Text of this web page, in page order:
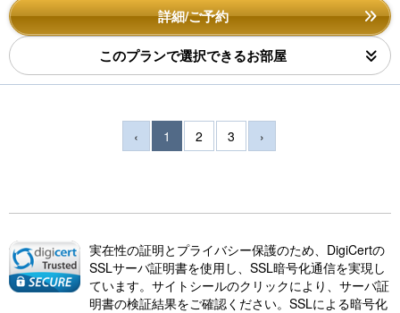
詳細/ご予約
このプランで選択できるお部屋
‹ 1 2 3 ›
実在性の証明とプライバシー保護のため、DigiCertの
SSLサーバ証明書を使用し、SSL暗号化通信を実現し
ています。サイトシールのクリックにより、サーバ証
明書の検証結果をご確認ください。SSLによる暗号化